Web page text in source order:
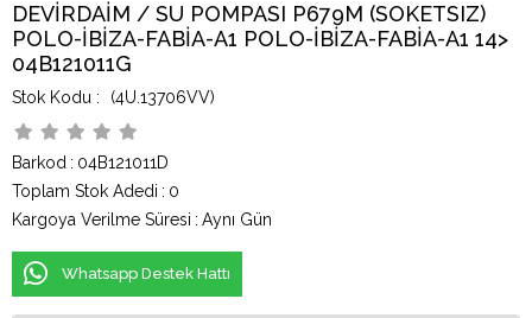
DEVİRDAİM / SU POMPASI P679M (SOKETSIZ)
POLO-İBİZA-FABİA-A1 POLO-İBİZA-FABİA-A1 14>
04B121011G
(4U.13706VV)
Barkod : 04B121011D
Toplam Stok Adedi : 0
Kargoya Verilme Süresi : Aynı Gün
Whatsapp Destek Hattı